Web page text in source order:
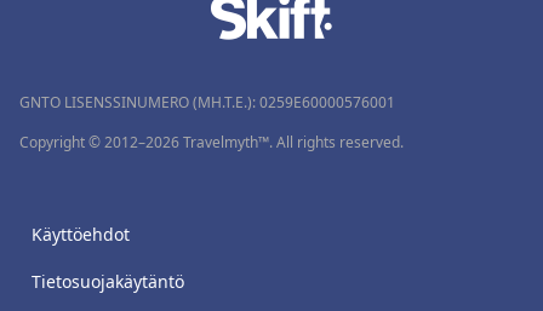
GNTO LISENSSINUMERO (MH.T.E.): 0259Ε60000576001
Copyright © 2012–2026 Travelmyth™. All rights reserved.
Käyttöehdot
Tietosuojakäytäntö